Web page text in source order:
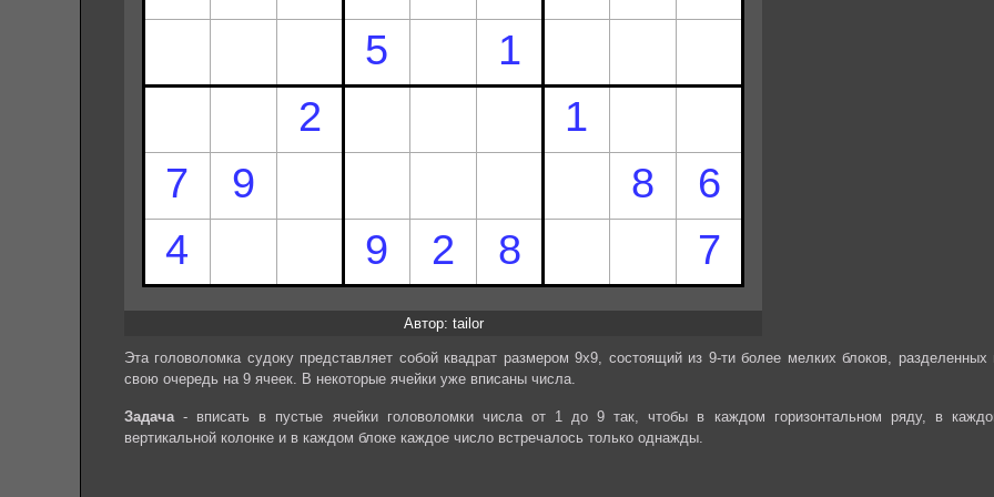
Автор: tailor
Эта головоломка судоку представляет собой квадрат размером 9х9, состоящий из 9-ти более мелких блоков, разделенных
свою очередь на 9 ячеек. В некоторые ячейки уже вписаны числа.
Задача- вписать в пустые ячейки головоломки числа от 1 до 9 так, чтобы в каждом горизонтальном ряду, в
вертикальной колонке и в каждом блоке каждое число встречалось только однажды.